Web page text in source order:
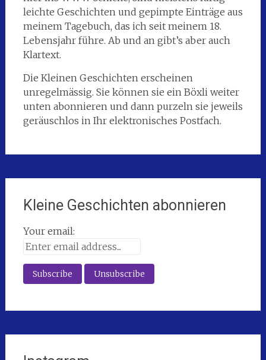
leichte Geschichten und gepimpte Einträge aus
meinem Tagebuch, das ich seit meinem 18.
Lebensjahr führe. Ab und an gibt’s aber auch
Klartext.
Die Kleinen Geschichten erscheinen
unregelmässig. Sie können sie ein Böxli weiter
unten abonnieren und dann purzeln sie jeweils
geräuschlos in Ihr elektronisches Postfach.
Kleine Geschichten abonnieren
Your email: